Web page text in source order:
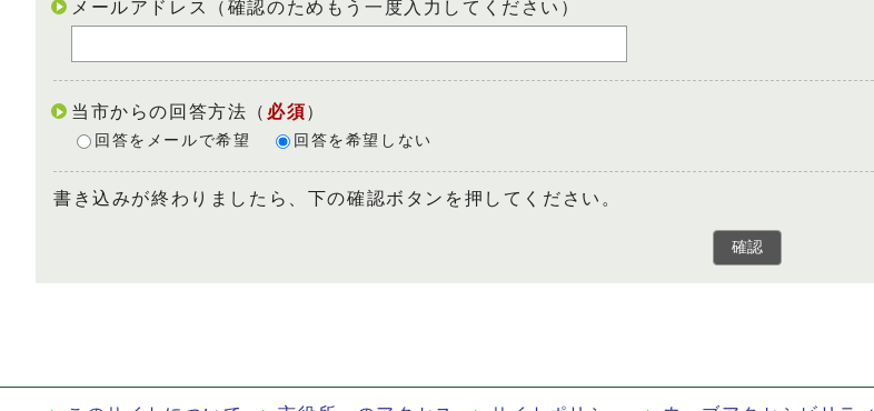
メールアドレス（確認のためもう一度入力してください）
当市からの回答方法 （ 必須）
回答をメールで希望 回答を希望しない
書き込みが終わりましたら、下の確認ボタンを押してください。
確認